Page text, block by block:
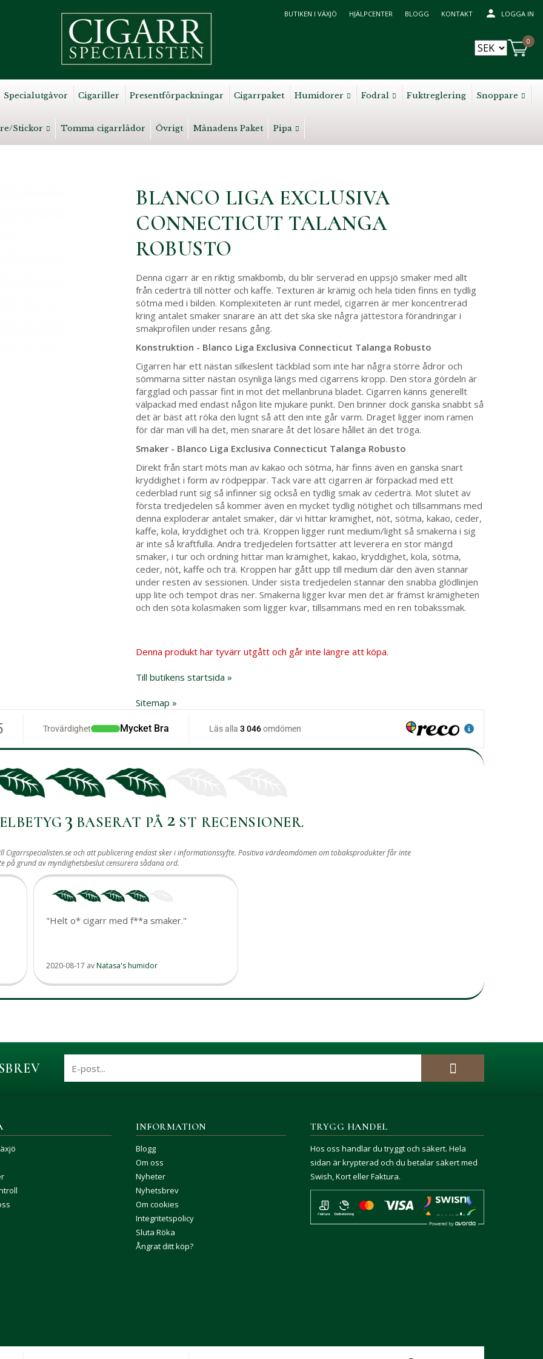
BUTIKEN I VÄXJÖ HJÄLPCENTER BLOGG KONTAKT LOGGA IN
0
Specialutgåvor Cigariller Presentförpackningar Cigarrpaket Humidorer Fodral Fuktreglering Snoppare
Stickor Tomma cigarrlådor Övrigt Månadens Paket Pipa
BLANCO LIGA EXCLUSIVA
CONNECTICUT TALANGA
ROBUSTO
Denna cigarr är en riktig smakbomb, du blir serverad en uppsjö smaker med allt
från cederträ till nötter och kaffe. Texturen är krämig och hela tiden finns en tydlig
sötma med i bilden. Komplexiteten är runt medel, cigarren är mer koncentrerad
kring antalet smaker snarare än att det ska ske några jättestora förändringar i
smakprofilen under resans gång.
Konstruktion - Blanco Liga Exclusiva Connecticut Talanga Robusto
Cigarren har ett nästan silkeslent täckblad som inte har några större ådror och
sömmarna sitter nästan osynliga längs med cigarrens kropp. Den stora gördeln är
färgglad och passar fint in mot det mellanbruna bladet. Cigarren känns generellt
välpackad med endast någon lite mjukare punkt. Den brinner dock ganska snabbt så
det är bäst att röka den lugnt så att den inte går varm. Draget ligger inom ramen
för där man vill ha det, men snarare åt det lösare hållet än det tröga.
Smaker - Blanco Liga Exclusiva Connecticut Talanga Robusto
Direkt från start möts man av kakao och sötma, här finns även en ganska snart
kryddighet i form av rödpeppar. Tack vare att cigarren är förpackad med ett
cederblad runt sig så infinner sig också en tydlig smak av cederträ. Mot slutet av
första tredjedelen så kommer även en mycket tydlig nötighet och tillsammans med
denna exploderar antalet smaker, där vi hittar krämighet, nöt, sötma, kakao, ceder,
kaffe, kola, kryddighet och trä. Kroppen ligger runt medium/light så smakerna i sig
är inte så kraftfulla. Andra tredjedelen fortsätter att leverera en stor mängd
smaker, i tur och ordning hittar man krämighet, kakao, kryddighet, kola, sötma,
ceder, nöt, kaffe och trä. Kroppen har gått upp till medium där den även stannar
under resten av sessionen. Under sista tredjedelen stannar den snabba glödlinjen
upp lite och tempot dras ner. Smakerna ligger kvar men det är främst krämigheten
och den söta kolasmaken som ligger kvar, tillsammans med en ren tobakssmak.
Denna produkt har tyvärr utgått och går inte längre att köpa.
Till butikens startsida »
Sitemap »
3 BASERAT PÅ 2 ST RECENSIONER.
och att publicering endast sker i informationssyfte. Positiva värdeomdömen om tobaksprodukter får inte
på grund av myndighetsbeslut censurera sådana ord.
"Helt o* cigarr med f**a smaker."
2020-08-17 avNatasa's humidor
INFORMATION
Blogg
Om oss
Nyheter
Nyhetsbrev
Om cookies
Integritetspolicy
Sluta Röka
Ångrat ditt köp?
TRYGG HANDEL
Hos oss handlar du tryggt och säkert. Hela
sidan är krypterad och du betalar säkert med
Swish, Kort eller Faktura.